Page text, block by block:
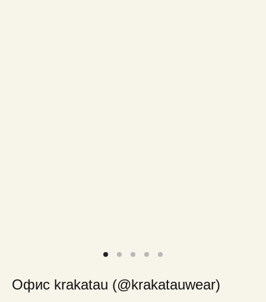
Офис krakatau (@krakatauwear)